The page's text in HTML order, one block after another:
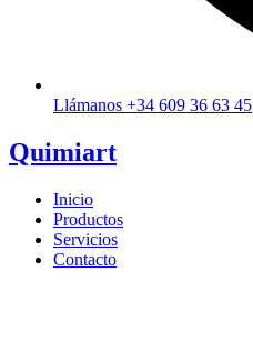
Llámanos +34 609 36 63 45
Quimiart
Inicio
Productos
Servicios
Contacto